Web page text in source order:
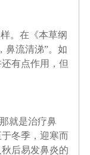
。在《本草纲
鼻流清涕”。如
有点作用，但
就是治疗鼻
冬季，迎寒而
后易发鼻炎的